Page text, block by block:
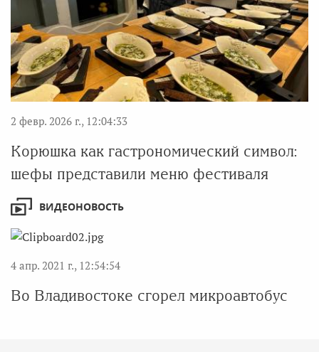
2 февр. 2026 г., 12:04:33
Корюшка как гастрономический символ:
шефы представили меню фестиваля
ВИДЕОНОВОСТЬ
4 апр. 2021 г., 12:54:54
Во Владивостоке сгорел микроавтобус